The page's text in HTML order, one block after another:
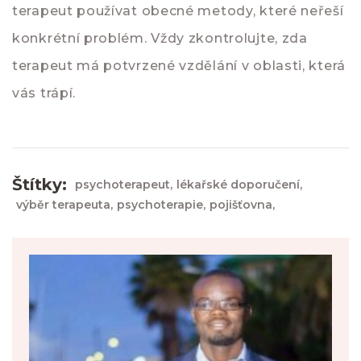
terapeut používat obecné metody, které neřeší
konkrétní problém. Vždy zkontrolujte, zda
terapeut má potvrzené vzdělání v oblasti, která
vás trápí.
Štítky: psychoterapeut, lékařské doporučení,
výběr terapeuta, psychoterapie, pojišťovna,